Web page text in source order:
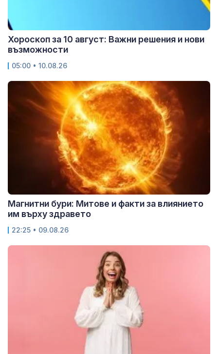
Хороскоп за 10 август: Важни решения и нови
възможности
05:00 • 10.08.26
Магнитни бури: Митове и факти за влиянието
им върху здравето
22:25 • 09.08.26